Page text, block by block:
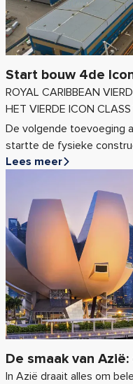
Start bouw 4de
ROYAL CARIBBEAN
HET VIERDE ICON
De volgende toevoeging
startte de fysieke
Lees meer
De smaak van
In Azië draait alles om